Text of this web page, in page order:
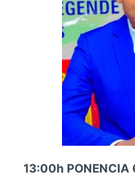
13:00h PONENCIA